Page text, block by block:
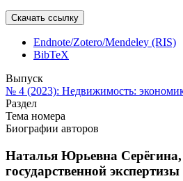
Скачать ссылку
Endnote/Zotero/Mendeley (RIS)
BibTeX
Выпуск
№ 4 (2023): Недвижимость:
Раздел
Тема номера
Биографии авторов
Наталья Юрьевна Серёгина,
государственной экспертизы